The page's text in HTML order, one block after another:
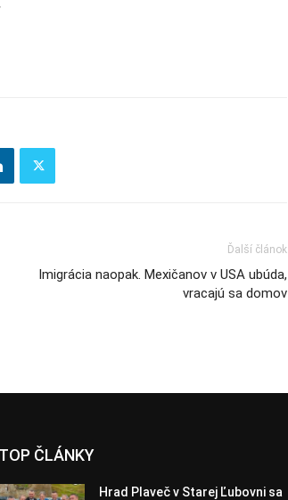
Ďalší článok
Imigrácia naopak. Mexičanov v USA ubúda,
vracajú sa domov
TOP ČLÁNKY
Hrad Plaveč v Starej Ľubovni sa